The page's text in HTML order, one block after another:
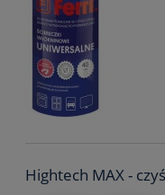
Hightech MAX -